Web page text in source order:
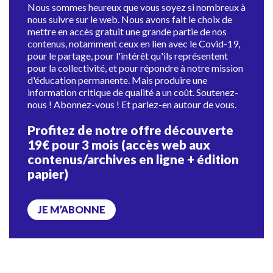
Nous sommes heureux que vous soyez si nombreux à
nous suivre sur le web. Nous avons fait le choix de
mettre en accès gratuit une grande partie de nos
contenus, notamment ceux en lien avec le Covid-19,
pour le partage, pour l'intérêt qu'ils représentent
pour la collectivité, et pour répondre à notre mission
d'éducation permanente. Mais produire une
information critique de qualité a un coût. Soutenez-
nous ! Abonnez-vous ! Et parlez-en autour de vous.
Profitez de notre offre découverte
19€ pour 3 mois (accès web aux
contenus/archives en ligne + édition
papier)
JE M’ABONNE